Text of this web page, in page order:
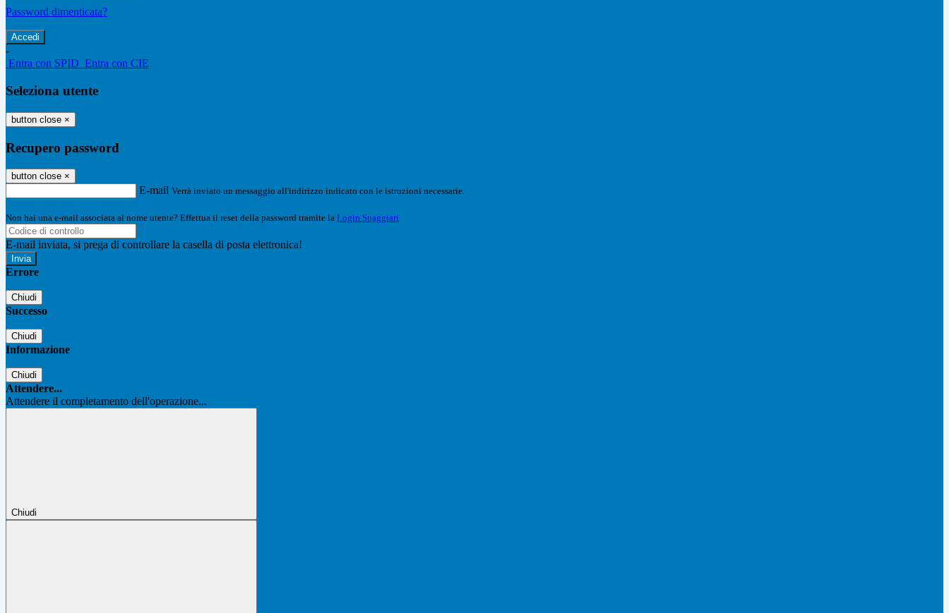
Password dimenticata?
-
Entra con SPID Entra con CIE
Seleziona utente
button close ×
Recupero password
button close ×
E-mail Verrà inviato un messaggio all'indirizzo indicato con le istruzioni necessarie.
Non hai una e-mail associata al nome utente? Effettua il reset della password tramite la Login Spaggiari
E-mail inviata, si prega di controllare la casella di posta elettronica!
Errore
Chiudi
Successo
Chiudi
Informazione
Chiudi
Attendere...
Attendere il completamento dell'operazione...
Chiudi